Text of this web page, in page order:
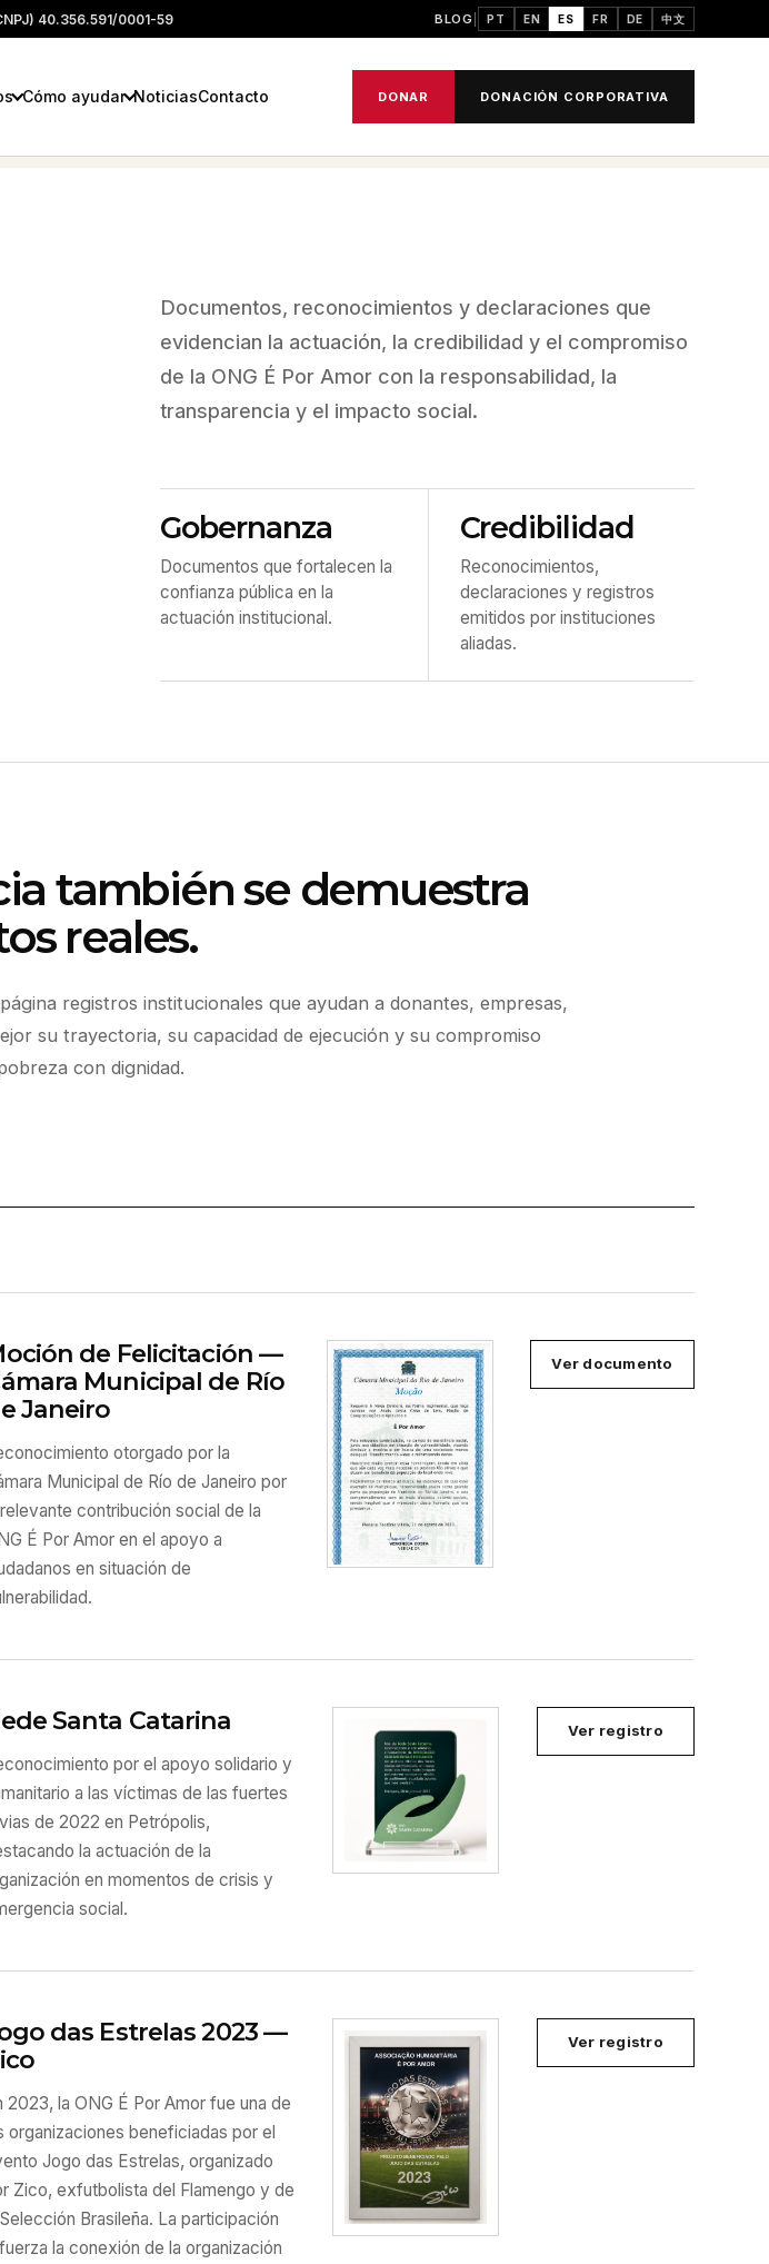
40.356.591/0001-59 BLOG PT EN ES FR DE 中文
Cómo ayudar NoticiasContacto DONAR DONACIÓN CORPORATIVA
Documentos, reconocimientos y declaraciones que
evidencian la actuación, la credibilidad y el compromiso
de la ONG É Por Amor con la responsabilidad, la
transparencia y el impacto social.
Gobernanza
Documentos que fortalecen la
confianza pública en la
actuación institucional.
Credibilidad
Reconocimientos,
declaraciones y registros
emitidos por instituciones
aliadas.
también se demuestra
reales.
registros institucionales que ayudan a donantes, empresas,
su trayectoria, su capacidad de ejecución y su compromiso
con dignidad.
de Felicitación —
Municipal de Río
Janeiro
otorgado por la
Municipal de Río de Janeiro por
contribución social de la
É Por Amor en el apoyo a
en situación de
Ver documento
Santa Catarina
por el apoyo solidario y
a las víctimas de las fuertes
de 2022 en Petrópolis,
la actuación de la
en momentos de crisis y
social.
Ver registro
das Estrelas 2023 —
2023, la ONG É Por Amor fue una de
organizaciones beneficiadas por el
Jogo das Estrelas, organizado
Zico, exfutbolista del Flamengo y de
Brasileña. La participación
la conexión de la organización
Ver registro